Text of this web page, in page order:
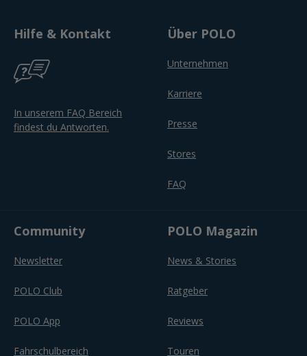
Hilfe & Kontakt
In unserem FAQ Bereich
findest du Antworten.
Über POLO
Unternehmen
Karriere
Presse
Stores
FAQ
Community
Newsletter
POLO Club
POLO App
Fahrschulbereich
POLO Magazin
News & Stories
Ratgeber
Reviews
Touren